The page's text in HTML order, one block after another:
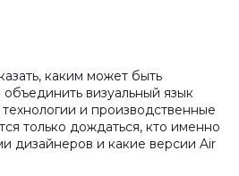
каким может быть
визуальный язык
и производственные
только дождаться, кто именно
дизайнеров и какие версии Air